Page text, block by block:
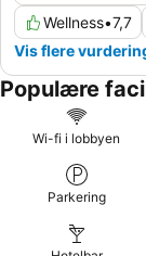
Wellness•7,7
Vis flere
Populære
Wi-fi i lobbyen
Parkering